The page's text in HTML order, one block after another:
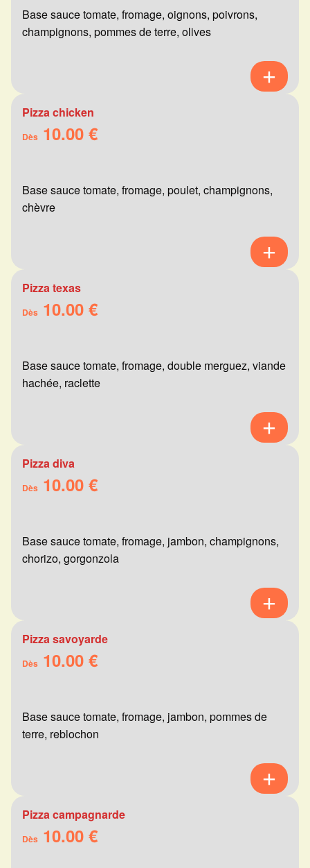
Base sauce tomate, fromage, oignons, poivrons,
champignons, pommes de terre, olives
Pizza chicken
Dès 10.00 €
Base sauce tomate, fromage, poulet, champignons,
chèvre
Pizza texas
Dès 10.00 €
Base sauce tomate, fromage, double merguez, viande
hachée, raclette
Pizza diva
Dès 10.00 €
Base sauce tomate, fromage, jambon, champignons,
chorizo, gorgonzola
Pizza savoyarde
Dès 10.00 €
Base sauce tomate, fromage, jambon, pommes de
terre, reblochon
Pizza campagnarde
Dès 10.00 €